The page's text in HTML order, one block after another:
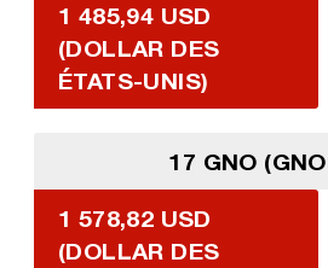
1 485,94 USD
(DOLLAR DES
ÉTATS-UNIS)
17 GNO
1 578,82 USD
(DOLLAR DES